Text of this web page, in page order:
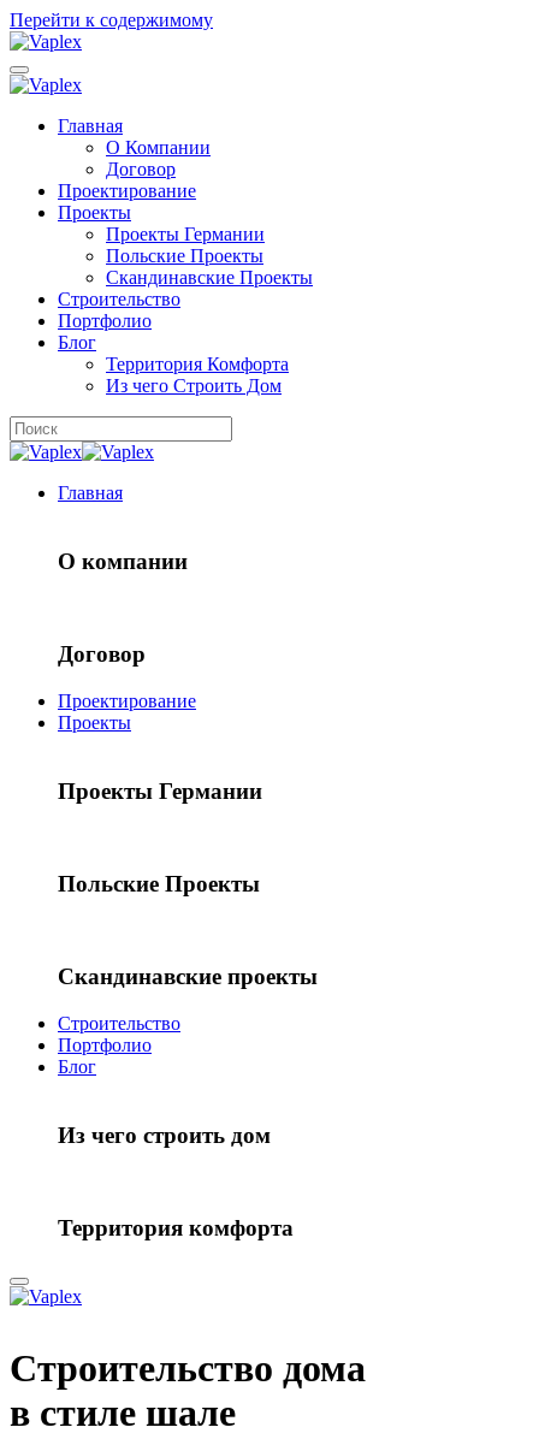
Перейти к содержимому
Главная
О Компании
Договор
Проектирование
Проекты
Проекты Германии
Польские Проекты
Скандинавские Проекты
Строительство
Портфолио
Блог
Территория Комфорта
Из чего Строить Дом
Главная
О компании
Договор
Проектирование
Проекты
Проекты Германии
Польские Проекты
Скандинавские проекты
Строительство
Портфолио
Блог
Из чего строить дом
Территория комфорта
Строительство дома
в стиле шале